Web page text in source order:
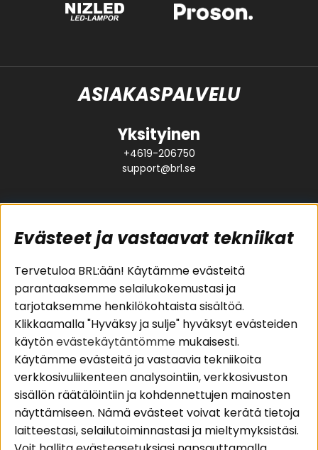
ASIAKASPALVELU
Yksityinen
+4619-206750
support@brl.se
Suositut sivut
Pakettiratkaisut
Autostereot
Kaiuttimet
Päätevahvistimet
Lisätarvikkeet
Kaapelit
Asiakaspalvelu
Evästeet
Huolto- ja
takuutiedot
Ostoehdot
Palautus
Tietosuojapolitiikka
Alueet Seuraa meitä
Evästeet ja vastaavat tekniikat
Tervetuloa BRL:ään! Käytämme evästeitä
parantaaksemme selailukokemustasi ja
tarjotaksemme henkilökohtaista sisältöä.
Klikkaamalla "Hyväksy ja sulje" hyväksyt evästeiden
käytönevästekäytäntömme mukaisesti.
Käytämme evästeitä ja vastaavia tekniikoita
verkkosivuliikenteen analysointiin, verkkosivuston
sisällön räätälöintiin ja kohdennettujen mainosten
näyttämiseen. Nämä evästeet voivat kerätä tietoja
laitteestasi, selailutoiminnastasi ja mieltymyksistäsi.